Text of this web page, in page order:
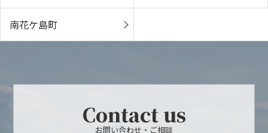
南花ケ島町
Contact us
お問い合わせ・ご相談